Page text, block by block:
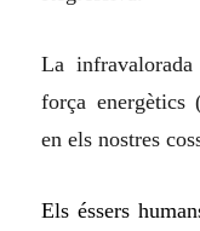
La
força energètics
en els nostres
Els éssers